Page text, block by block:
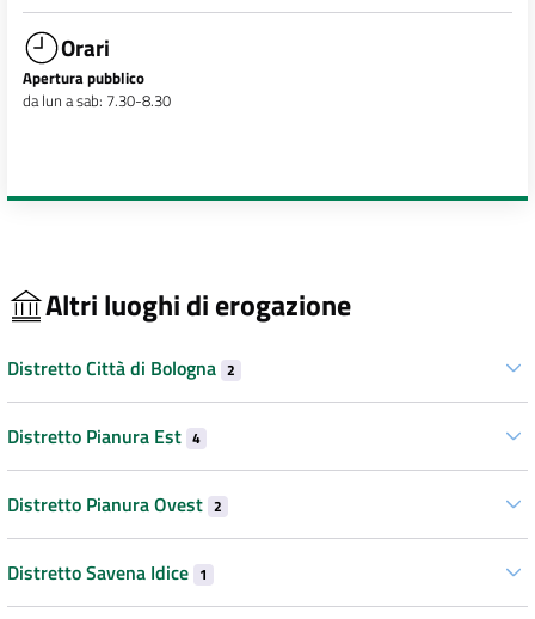
Orari
Apertura pubblico
da lun a sab: 7.30-8.30
Altri luoghi di erogazione
Distretto Città di Bologna 2
Distretto Pianura Est 4
Distretto Pianura Ovest 2
Distretto Savena Idice 1